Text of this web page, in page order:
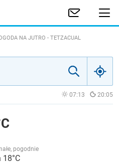
NA JUTRO - TETZACUAL
07:13 20:05
pogodnie